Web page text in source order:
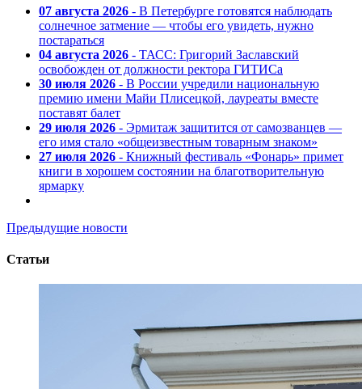
07 августа 2026 - В Петербурге готовятся наблюдать
солнечное затмение — чтобы его увидеть, нужно
постараться
04 августа 2026 - ТАСС: Григорий Заславский
освобожден от должности ректора ГИТИСа
30 июля 2026 - В России учредили национальную
премию имени Майи Плисецкой, лауреаты вместе
поставят балет
29 июля 2026 - Эрмитаж защитится от самозванцев —
его имя стало «общеизвестным товарным знаком»
27 июля 2026 - Книжный фестиваль «Фонарь» примет
книги в хорошем состоянии на благотворительную
ярмарку
Предыдущие новости
Статьи